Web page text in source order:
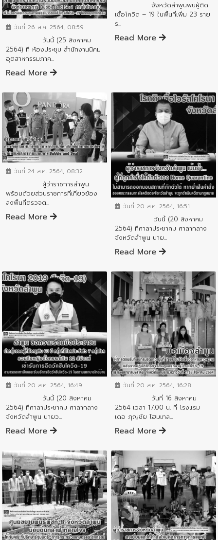
ข่าวสารจังหวัด
วันที่ 26 ส.ค. 2564, 08:59
วันนี้ (25 สิงหาคม
2564) ที่ ห้องประชุม สำนักงานนิคม
อุตสาหกรรมภาค...
Read More
จังหวัดลำพูนพบผู้ติด
เชื้อโควิด – 19 ในพื้นที่เพิ่ม 23 ราย
ร...
Read More
ข่าวสารจังหวัด
วันที่ 24 ส.ค. 2564, 08:32
ผู้ว่าราชการลำพูน
พร้อมด้วยส่วนราชการที่เกี่ยวข้อง
ลงพื้นที่ตรวจต...
Read More
ข่าวสารจังหวัด
วันที่ 20 ส.ค. 2564, 16:51
วันนี้ (20 สิงหาคม
2564) ที่ศาลาประชาคม ศาลากลาง
จังหวัดลำพูน นาย...
Read More
ข่าวสารจังหวัด
วันที่ 20 ส.ค. 2564, 16:49
วันนี้ (20 สิงหาคม
2564) ที่ศาลาประชาคม ศาลากลาง
จังหวัดลำพูน นายว...
Read More
ข่าวสารจังหวัด
วันที่ 20 ส.ค. 2564, 16:28
วันที่ 16 สิงหาคม
2564 เวลา 17.00 น. ที่ โรงแรม
เดอ ภุญชัย โฮมเทล...
Read More